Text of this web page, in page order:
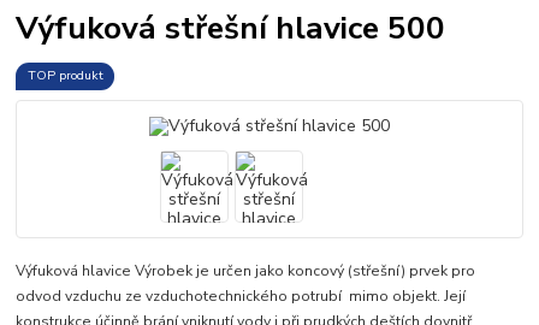
Výfuková střešní hlavice 500
TOP produkt
Výfuková hlavice Výrobek je určen jako koncový (střešní) prvek pro
odvod vzduchu ze vzduchotechnického potrubí mimo objekt. Její